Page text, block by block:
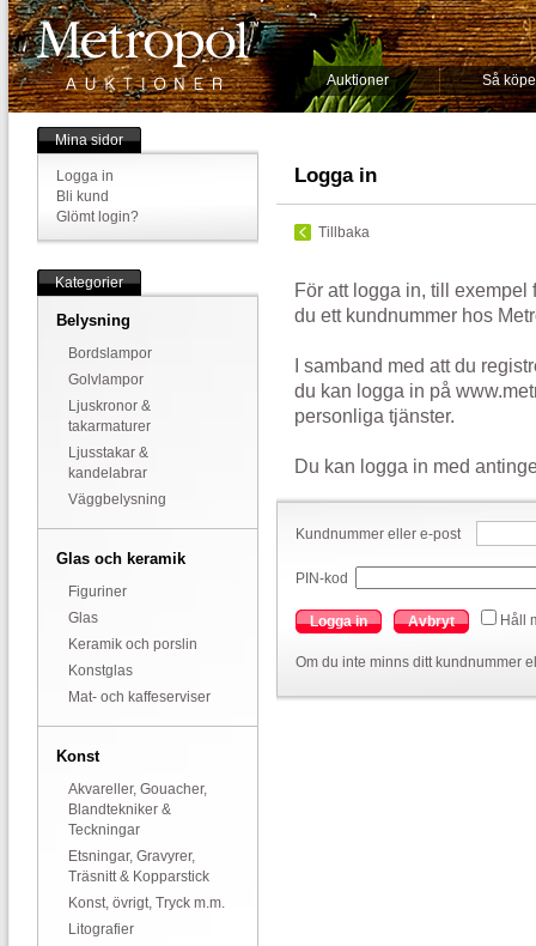
Auktioner Så
Mina sidor
Logga in
Bli kund
Glömt login?
Kategorier
Belysning
Bordslampor
Golvlampor
Ljuskronor &
takarmaturer
Ljusstakar &
kandelabrar
Väggbelysning
Glas och keramik
Figuriner
Glas
Keramik och porslin
Konstglas
Mat- och kaffeserviser
Konst
Akvareller, Gouacher,
Blandtekniker &
Teckningar
Etsningar, Gravyrer,
Träsnitt & Kopparstick
Konst, övrigt, Tryck m.m.
Litografier
Logga in
Tillbaka
För att logga in, till exempel
du ett kundnummer hos
I samband med att du
du kan logga in på
personliga tjänster.
Du kan logga in med
Kundnummer eller e-post
PIN-kod
Logga in Avbryt Håll
Om du inte minns ditt kundnummer